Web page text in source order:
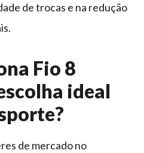
de trocas e na redução
Fio 8
ideal
de mercado no